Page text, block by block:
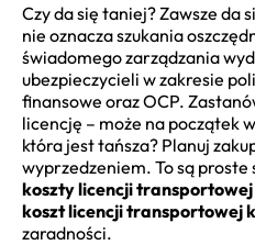
Czy da się taniej? Zawsze da
nie oznacza szukania
świadomego zarządzania
ubezpieczycieli w zakresie
finansowe oraz OCP.
licencję – może na początek
która jest tańsza? Planuj
wyprzedzeniem. To są proste
koszty licencji transportowej
koszt licencji transportowej
zaradności.